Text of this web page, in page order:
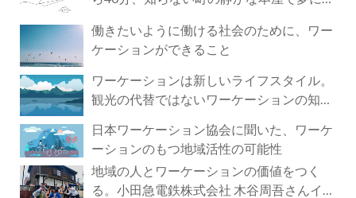
働きたいように働ける社会のために、ワー
ケーションができること
ワーケーションは新しいライフスタイル。
観光の代替ではないワーケーションの知ら
日本ワーケーション協会に聞いた、ワーケ
ーションのもつ地域活性の可能性
地域の人とワーケーションの価値をつく
る。小田急電鉄株式会社 木谷周吾さんイン